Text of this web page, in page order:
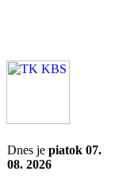
Dnes je piatok 07.
08. 2026